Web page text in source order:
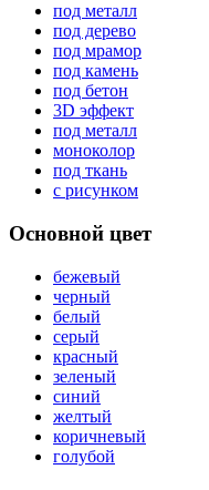
под металл
под дерево
под мрамор
под камень
под бетон
3D эффект
под металл
моноколор
под ткань
с рисунком
Основной цвет
бежевый
черный
белый
серый
красный
зеленый
синий
желтый
коричневый
голубой